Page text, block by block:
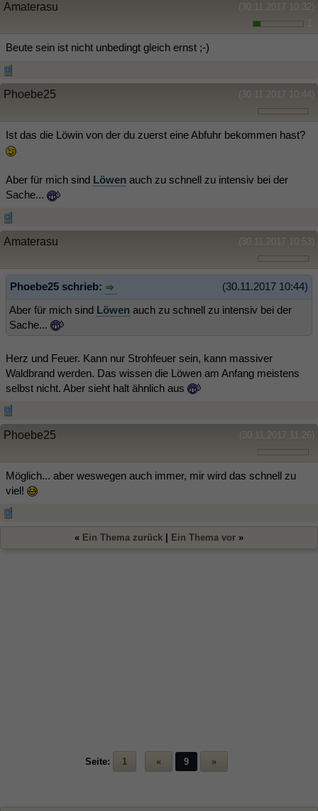
(30.11.2017 10:32)
Amaterasu
Beute sein ist nicht unbedingt gleich ernst ;-)
(30.11.2017 10:44)
Phoebe25
Ist das die Löwin von der du zuerst eine Abfuhr bekommen hast?
Aber für mich sind Löwen auch zu schnell zu intensiv bei der
Sache...
(30.11.2017 10:53)
Amaterasu
(30.11.2017 10:44)
Phoebe25 schrieb:
Aber für mich sind Löwen auch zu schnell zu intensiv bei der
Sache...
Herz und Feuer. Kann nur Strohfeuer sein, kann massiver
Waldbrand werden. Das wissen die Löwen am Anfang meistens
selbst nicht. Aber sieht halt ähnlich aus
(30.11.2017 11:26)
Phoebe25
Möglich... aber weswegen auch immer, mir wird das schnell zu
viel!
« Ein Thema zurück | Ein Thema vor »
Seite: 1 « 9 »